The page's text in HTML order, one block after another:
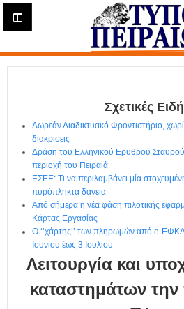
Η
ε
ρ
Σχετικές
Δωρεάν Διαδικτυακό Φροντιστήριο,
διακρίσεις
Δράση του Ελληνικού Ερυθρού Σταυρού
περιοχή του Πειραιά
ΕΣΕΕ: Τι να περιλαμβάνει μία
πυρόπληκτα δάνεια
Από σήμερα η νέα φάση πιλοτικής
Κάρτας Εργασίας
Ο ‘’χάρτης’’ των πληρωμών από e-
Ιουνίου έως 3 Ιουλίου
Λειτουργία και
καταστημάτων την